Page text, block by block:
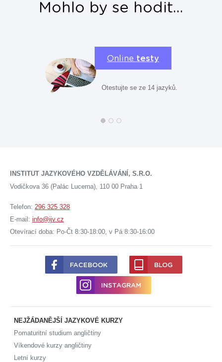
Mohlo by se hodit...
Online testy
Otestujte se ze 14 jazyků.
INSTITUT JAZYKOVÉHO VZDĚLÁVÁNÍ, S.R.O.
Vodičkova 36 (Palác Lucerna), 110 00 Praha 1
Telefon: 296 325 328
E-mail: info@ijv.cz
Otevírací doba: Po-Čt 8:30-18:00, v Pá 8:30-16:00
NEJŽÁDANĚJŠÍ JAZYKOVÉ KURZY
Pomaturitní studium angličtiny
Víkendové kurzy angličtiny
Letní kurzy
FACEBOOK BLOG
INSTAGRAM